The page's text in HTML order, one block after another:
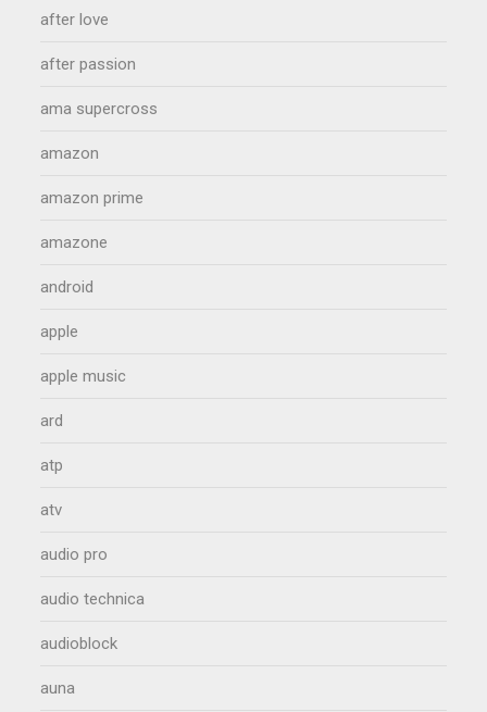
after love
after passion
ama supercross
amazon
amazon prime
amazone
android
apple
apple music
ard
atp
atv
audio pro
audio technica
audioblock
auna